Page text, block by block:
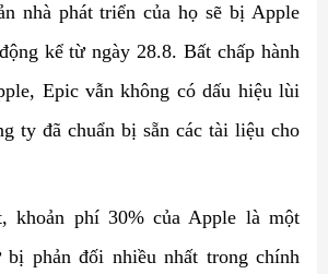
nhà phát triển của họ sẽ bị Apple
kể từ ngày 28.8. Bất chấp hành
Epic vẫn không có dấu hiệu lùi
ty đã chuẩn bị sẵn các tài liệu cho
khoản phí 30% của Apple là một
bị phản đối nhiều nhất trong chính